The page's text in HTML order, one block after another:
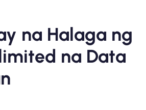
na Halaga ng
na Data